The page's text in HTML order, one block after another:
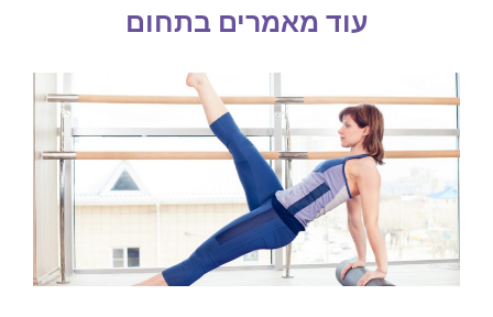
עוד מאמרים בתחום